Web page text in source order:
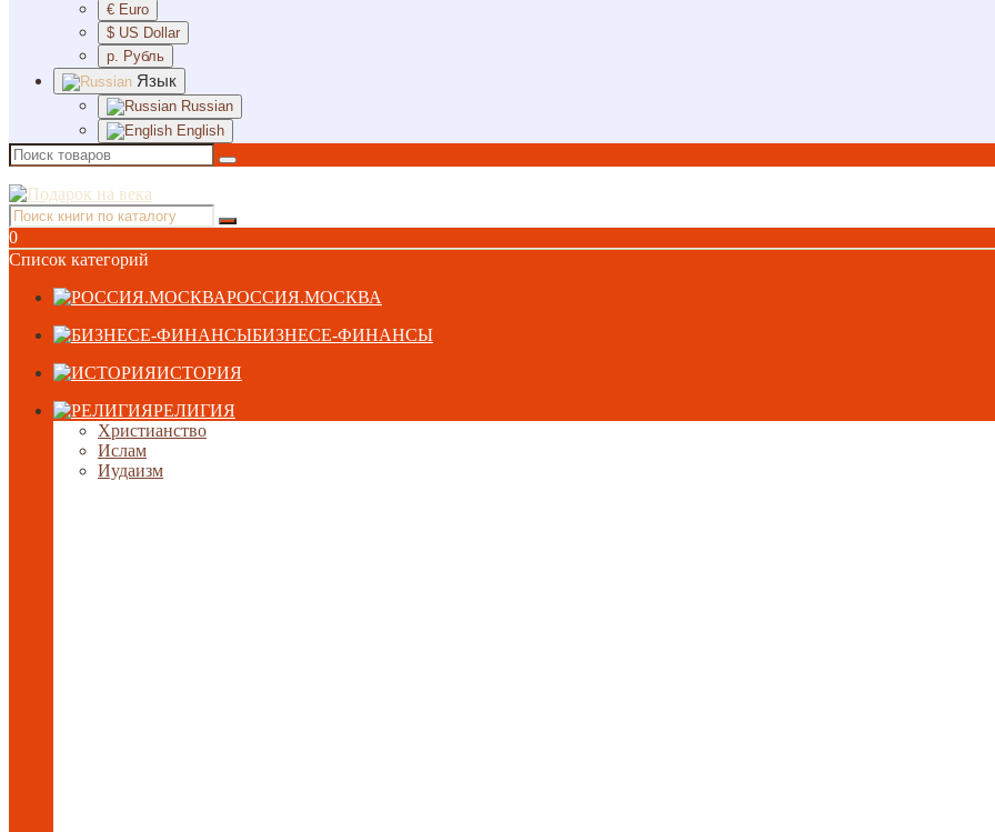
€ Euro
$ US Dollar
р. Рубль
Язык
Russian
English
0
Список категорий
РОССИЯ.МОСКВА
БИЗНЕСЕ-ФИНАНСЫ
ИСТОРИЯ
РЕЛИГИЯ
Христианство
Ислам
Иудаизм